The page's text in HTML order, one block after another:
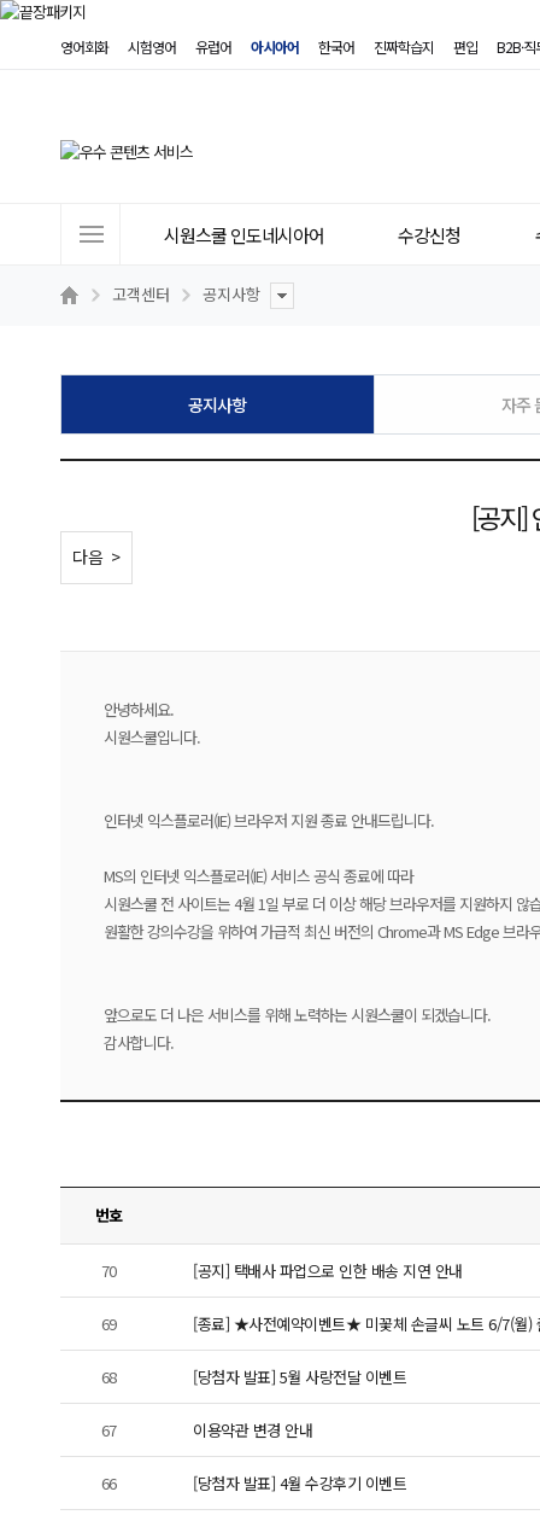
영어회화 시험영어 유럽어 아시아어 한국어 진짜학습지 편입 B2B·
트
시원스쿨 인도네시아어 수강신청
고객센터 공지사항
공지사항 자주
[공지]
< 이전
다음 >
안녕하세요.
시원스쿨입니다.
인터넷 익스플로러(IE) 브라우저 지원 종료 안내드립니다.
MS의 인터넷 익스플로러(IE) 서비스 공식 종료에 따라
시원스쿨 전 사이트는 4월 1일 부로 더 이상 해당 브라우저를 지원하지 않
원활한 강의수강을 위하여 가급적 최신 버전의 Chrome과 MS Edge 브라
앞으로도 더 나은 서비스를 위해 노력하는 시원스쿨이 되겠습니다.
감사합니다.
번호
70 [공지] 택배사 파업으로 인한 배송 지연 안내
69 [종료] ★사전예약이벤트★ 미꽃체 손글씨 노트 6/7(월)
68 [당첨자 발표] 5월 사랑전달 이벤트
67 이용약관 변경 안내
66 [당첨자 발표] 4월 수강후기 이벤트